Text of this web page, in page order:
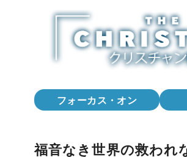
フォーカス・オン
福音なき世界の救わ